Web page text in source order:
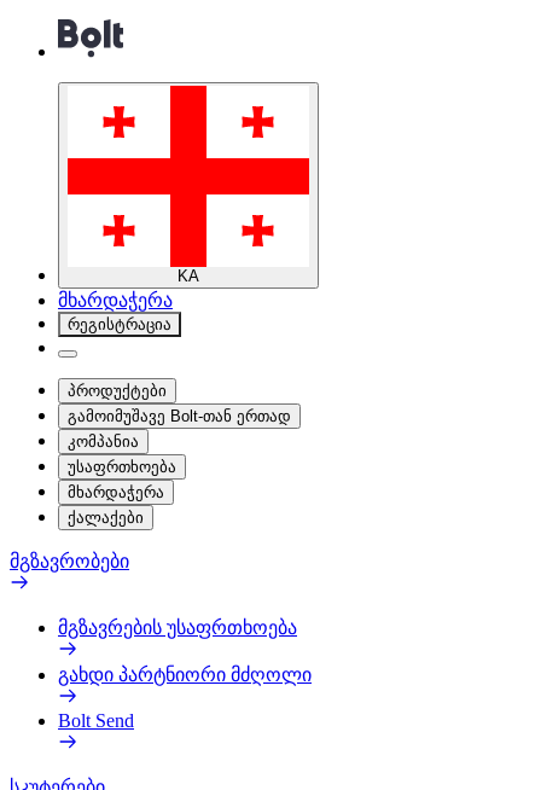
KA
მხარდაჭერა
რეგისტრაცია
პროდუქტები
გამოიმუშავე Bolt-თან ერთად
კომპანია
უსაფრთხოება
მხარდაჭერა
ქალაქები
მგზავრობები
მგზავრების უსაფრთხოება
გახდი პარტნიორი მძღოლი
Bolt Send